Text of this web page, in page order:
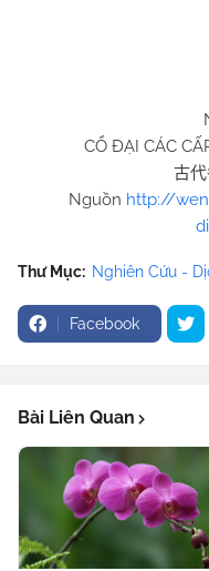
Huỳnh
Quy
CỔ ĐẠI CÁC
古
Nguồn http://
Thư Mục: Nghiên Cứu -
Facebook
Bài Liên Quan